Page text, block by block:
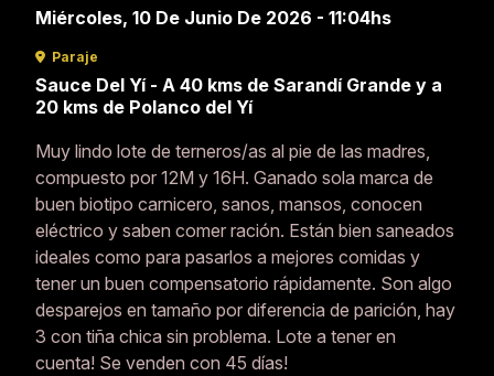
Miércoles, 10 De Junio De 2026 - 11:04hs
Paraje
Sauce Del Yí - A 40 kms de Sarandí Grande y a
20 kms de Polanco del Yí
Muy lindo lote de terneros/as al pie de las madres,
compuesto por 12M y 16H. Ganado sola marca de
buen biotipo carnicero, sanos, mansos, conocen
eléctrico y saben comer ración. Están bien saneados
ideales como para pasarlos a mejores comidas y
tener un buen compensatorio rápidamente. Son algo
desparejos en tamaño por diferencia de parición, hay
3 con tiña chica sin problema. Lote a tener en
cuenta! Se venden con 45 días!